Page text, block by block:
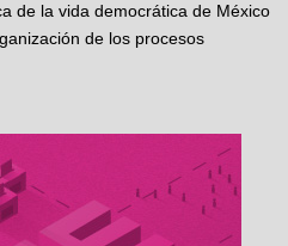
de la vida democrática de México
de los procesos